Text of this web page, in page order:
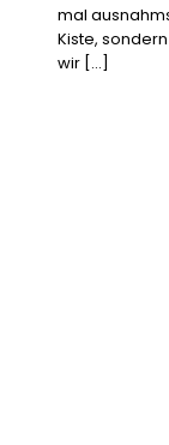
mal
Kiste,
wir […]